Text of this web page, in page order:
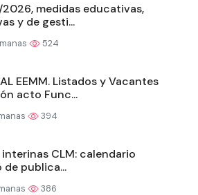
medidas educativas,
y de gesti...
524
EEMM. Listados y Vacantes
acto Func...
394
CLM: calendario
publica...
386